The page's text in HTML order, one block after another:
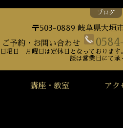
ブログ
〒503-0889 岐阜県大垣
ご予約・お問い合わせ
曜日 月曜日は定休日となっております
談は営業日にて承
講座・教室 アク